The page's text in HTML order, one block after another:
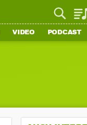
VIDEO PODCAST